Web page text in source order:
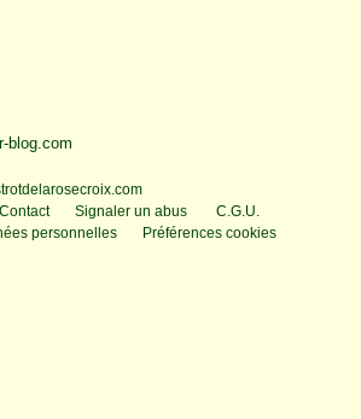
blog.com
Contact Signaler un abus
C.G.U.
personnelles
Préférences cookies